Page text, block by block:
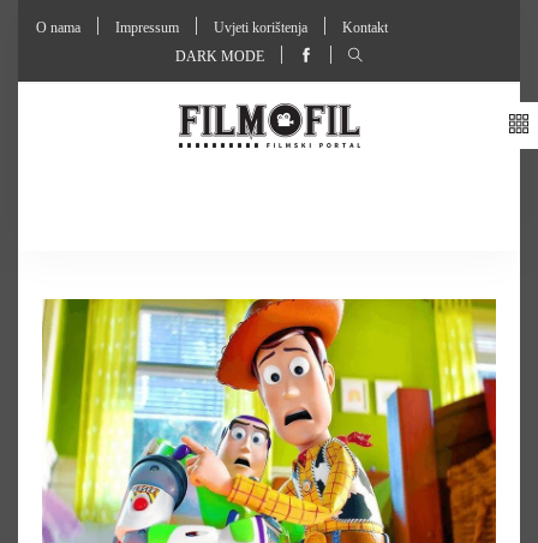
O nama Impressum Uvjeti korištenja
Kontakt
DARK MODE